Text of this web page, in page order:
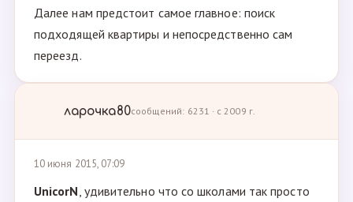
Далее нам предстоит самое главное: поиск
подходящей квартиры и непосредственно сам
переезд.
ларочка80сообщений: 6231 · с 2009 г.
10 июня 2015, 07:09
UnicorN, удивительно что со школами так просто